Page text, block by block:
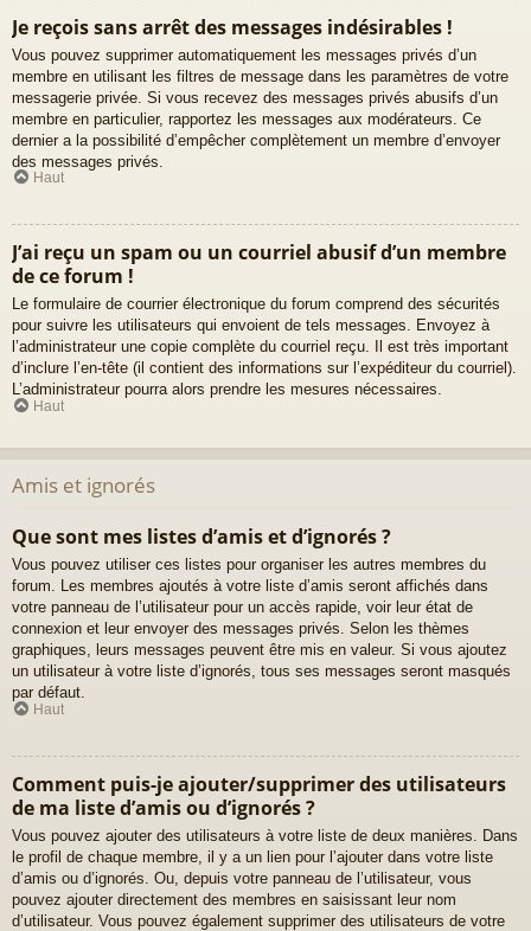
Je reçois sans arrêt des messages indésirables !
Vous pouvez supprimer automatiquement les messages privés d’un
membre en utilisant les filtres de message dans les paramètres de votre
messagerie privée. Si vous recevez des messages privés abusifs d’un
membre en particulier, rapportez les messages aux modérateurs. Ce
dernier a la possibilité d’empêcher complètement un membre d’envoyer
des messages privés.
Haut
J’ai reçu un spam ou un courriel abusif d’un membre
de ce forum !
Le formulaire de courrier électronique du forum comprend des sécurités
pour suivre les utilisateurs qui envoient de tels messages. Envoyez à
l’administrateur une copie complète du courriel reçu. Il est très important
d’inclure l’en-tête (il contient des informations sur l’expéditeur du courriel).
L’administrateur pourra alors prendre les mesures nécessaires.
Haut
Amis et ignorés
Que sont mes listes d’amis et d’ignorés ?
Vous pouvez utiliser ces listes pour organiser les autres membres du
forum. Les membres ajoutés à votre liste d’amis seront affichés dans
votre panneau de l’utilisateur pour un accès rapide, voir leur état de
connexion et leur envoyer des messages privés. Selon les thèmes
graphiques, leurs messages peuvent être mis en valeur. Si vous ajoutez
un utilisateur à votre liste d’ignorés, tous ses messages seront masqués
par défaut.
Haut
Comment puis-je ajouter/supprimer des utilisateurs
de ma liste d’amis ou d’ignorés ?
Vous pouvez ajouter des utilisateurs à votre liste de deux manières. Dans
le profil de chaque membre, il y a un lien pour l’ajouter dans votre liste
d’amis ou d’ignorés. Ou, depuis votre panneau de l’utilisateur, vous
pouvez ajouter directement des membres en saisissant leur nom
d’utilisateur. Vous pouvez également supprimer des utilisateurs de votre